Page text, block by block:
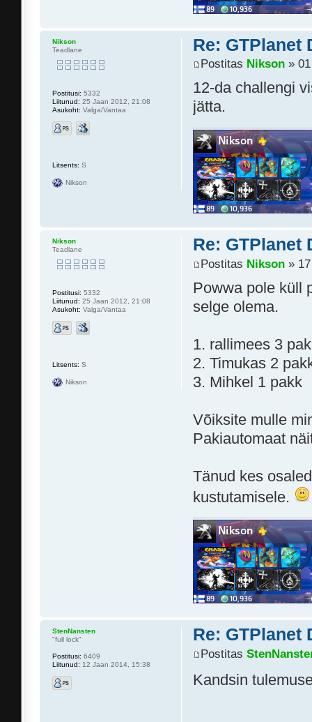
Re: GTPlanet
Postitas Nikson »
12-da challengi
jätta.
Nikson
Teadlane
Postitusi: 5332
Liitunud: 25 Jaan 2012, 21:08
Asukoht: Valga/Vantaa
Litsents: S
Nikson
Re: GTPlanet
Postitas Nikson »
Powwa pole küll
selge olema.
1. rallimees 3
2. Timukas 2
3. Mihkel 1 pakk
Võiksite mulle
Pakiautomaat
Tänud kes
kustutamisele.
Nikson
Teadlane
Postitusi: 5332
Liitunud: 25 Jaan 2012, 21:08
Asukoht: Valga/Vantaa
Litsents: S
Nikson
Re: GTPlanet
Postitas
Kandsin
StenNansten
"full lock"
Postitusi: 6409
Liitunud: 12 Jaan 2014, 15:38